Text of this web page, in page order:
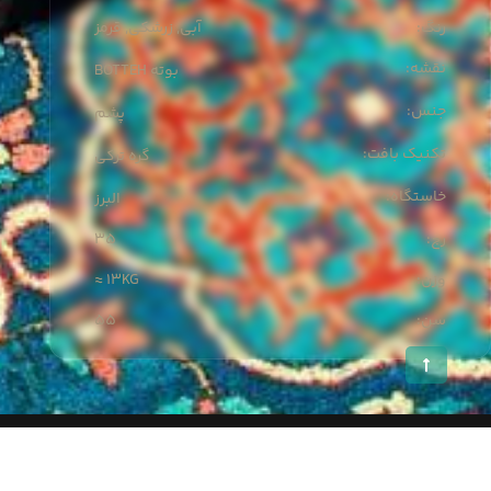
آبی, زرشکی, قرمز
:رنگ
BOTTEH بوته
:نقشه
پشم
:جنس
گره ترکی
:تکنیک بافت
البرز
:خاستگاه
35
:رج
≈ 13KG
:وزن
55
:سن